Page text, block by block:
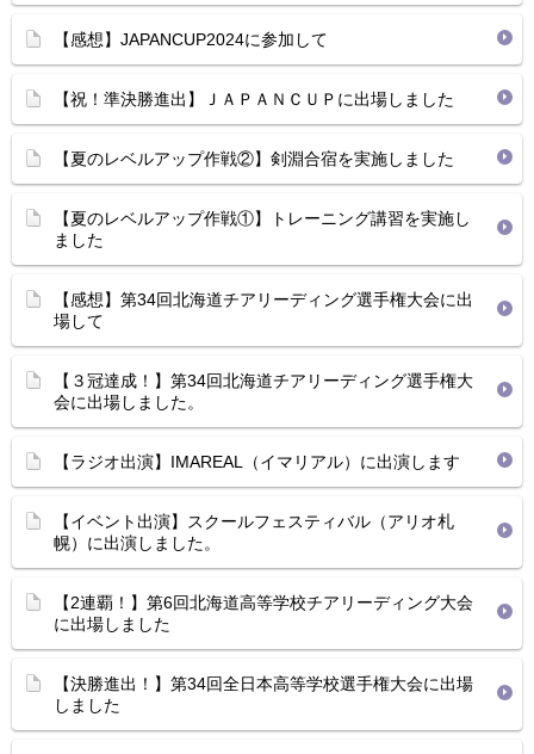
【感想】JAPANCUP2024に参加して
【祝！準決勝進出】ＪＡＰＡＮＣＵＰに出場しました
【夏のレベルアップ作戦②】剣淵合宿を実施しました
【夏のレベルアップ作戦①】トレーニング講習を実施し
ました
【感想】第34回北海道チアリーディング選手権大会に出
場して
【３冠達成！】第34回北海道チアリーディング選手権大
会に出場しました。
【ラジオ出演】IMAREAL（イマリアル）に出演します
【イベント出演】スクールフェスティバル（アリオ札
幌）に出演しました。
【2連覇！】第6回北海道高等学校チアリーディング大会
に出場しました
【決勝進出！】第34回全日本高等学校選手権大会に出場
しました